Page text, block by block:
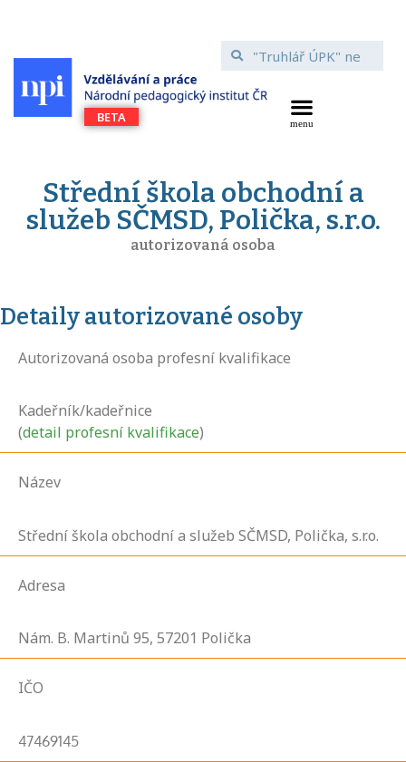
Střední škola obchodní a
služeb SČMSD, Polička, s.r.o.
autorizovaná osoba
Detaily autorizované osoby
Autorizovaná osoba profesní kvalifikace
Kadeřník/kadeřnice
(detail profesní kvalifikace)
Název
Střední škola obchodní a služeb SČMSD, Polička, s.r.o.
Adresa
Nám. B. Martinů 95, 57201 Polička
IČO
47469145